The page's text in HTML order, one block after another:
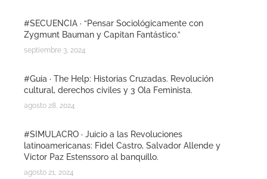
#SECUENCIA · “Pensar Sociológicamente con
Zygmunt Bauman y Capitan Fantástico.”
septiembre 3, 2024
#Guia · The Help: Historias Cruzadas. Revolución
cultural, derechos civiles y 3 Ola Feminista.
agosto 28, 2024
#SIMULACRO · Juicio a las Revoluciones
latinoamericanas: Fidel Castro, Salvador Allende y
Victor Paz Estenssoro al banquillo.
agosto 21, 2024